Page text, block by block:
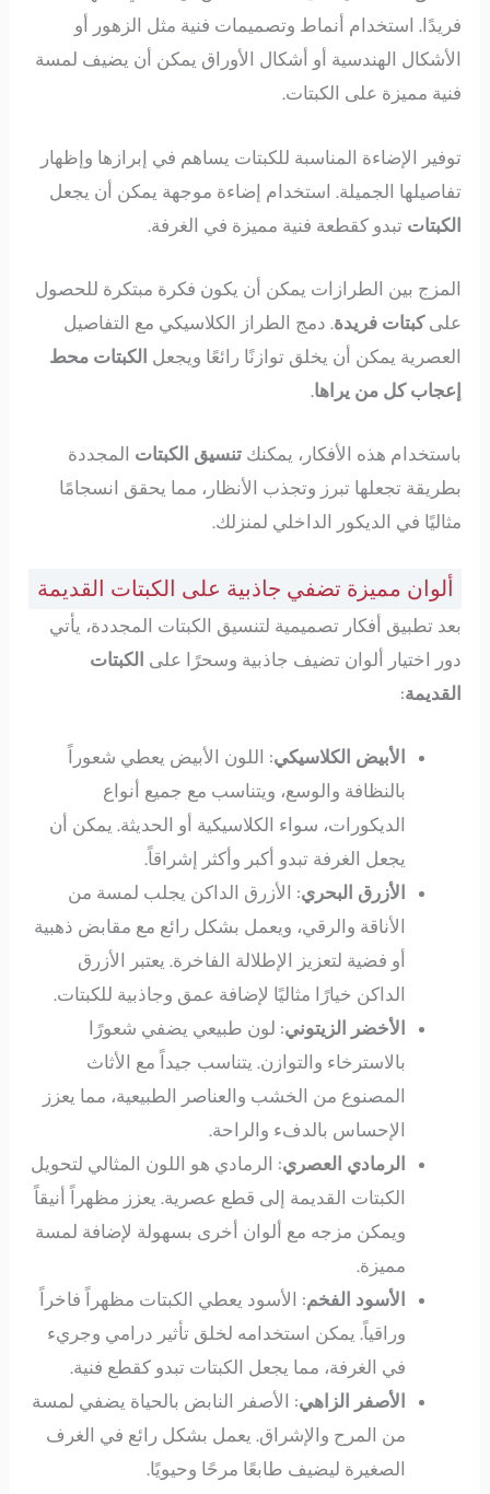
فريدًا. استخدام أنماط وتصميمات فنية مثل الزهور أو
الأشكال الهندسية أو أشكال الأوراق يمكن أن يضيف لمسة
فنية مميزة على الكبتات.
توفير الإضاءة المناسبة للكبتات يساهم في إبرازها وإظهار
تفاصيلها الجميلة. استخدام إضاءة موجهة يمكن أن يجعل
الكبتات تبدو كقطعة فنية مميزة في الغرفة.
المزج بين الطرازات يمكن أن يكون فكرة مبتكرة للحصول
علىكبتات فريدة. دمج الطراز الكلاسيكي مع التفاصيل
العصرية يمكن أن يخلق توازنًا رائعًا ويجعل الكبتات محط
إعجاب كل من يراها.
باستخدام هذه الأفكار، يمكنكتنسيق الكبتات المجددة
بطريقة تجعلها تبرز وتجذب الأنظار، مما يحقق انسجامًا
مثاليًا في الديكور الداخلي لمنزلك.
ألوان مميزة تضفي جاذبية على الكبتات القديمة
بعد تطبيق أفكار تصميمية لتنسيق الكبتات المجددة، يأتي
دور اختيار ألوان تضيف جاذبية وسحرًا على الكبتات
القديمة:
الأبيض الكلاسيكي: اللون الأبيض يعطي شعوراً
بالنظافة والوسع، ويتناسب مع جميع أنواع
الديكورات، سواء الكلاسيكية أو الحديثة. يمكن أن
يجعل الغرفة تبدو أكبر وأكثر إشراقاً.
الأزرق البحري: الأزرق الداكن يجلب لمسة من
الأناقة والرقي، ويعمل بشكل رائع مع مقابض ذهبية
أو فضية لتعزيز الإطلالة الفاخرة. يعتبر الأزرق
الداكن خيارًا مثاليًا لإضافة عمق وجاذبية للكبتات.
الأخضر الزيتوني: لون طبيعي يضفي شعورًا
بالاسترخاء والتوازن. يتناسب جيداً مع الأثاث
المصنوع من الخشب والعناصر الطبيعية، مما يعزز
الإحساس بالدفء والراحة.
الرمادي العصري: الرمادي هو اللون المثالي لتحويل
الكبتات القديمة إلى قطع عصرية. يعزز مظهراً أنيقاً
ويمكن مزجه مع ألوان أخرى بسهولة لإضافة لمسة
مميزة.
الأسود الفخم: الأسود يعطي الكبتات مظهراً فاخراً
وراقياً. يمكن استخدامه لخلق تأثير درامي وجريء
في الغرفة، مما يجعل الكبتات تبدو كقطع فنية.
الأصفر الزاهي: الأصفر النابض بالحياة يضفي لمسة
من المرح والإشراق. يعمل بشكل رائع في الغرف
الصغيرة ليضيف طابعًا مرحًا وحيويًا.